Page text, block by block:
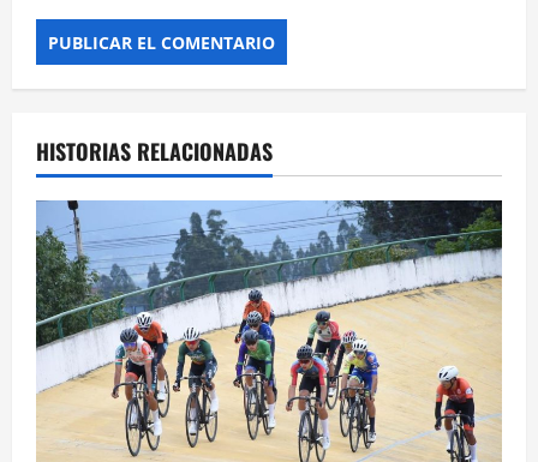
HISTORIAS RELACIONADAS